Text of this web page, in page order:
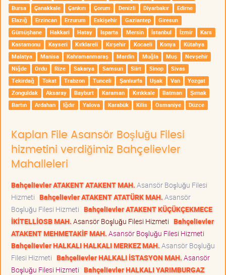
Bursa
Çanakkale Çankırı Çorum Denizli Diyarbakır
Edirne
Elazığ
Erzincan Erzurum Eskişehir Gaziantep
Giresun
Gümüşhane
Hakkari Hatay Isparta Mersin İstanbul İzmir
Kars
Kastamonu
Kayseri Kırklareli Kırşehir Kocaeli Konya
Kütahya
Malatya
Manisa Kahramanmaraş Mardin Muğla Muş
Nevşehir
Niğde
Ordu Rize Sakarya Samsun Siirt Sinop
Sivas
Tekirdağ
Tokat Trabzon Tunceli Şanlıurfa Uşak Van
Yozgat
Zonguldak
Aksaray Bayburt Karaman Kırıkkale Batman
Şırnak
Bartın
Ardahan Iğdır Yalova Karabük Kilis Osmaniye Düzce
Kaplan File Asansör Boşluğu Filesi
hizmetini verdiğimiz Bahçelievler
Mahalleleri
Bahçelievler ATAKENT ATAKENT MAH. Asansör Boşluğu Filesi
Hizmeti Bahçelievler ATAKENT ATATÜRK MAH. Asansör
Boşluğu Filesi Hizmeti Bahçelievler ATAKENT KÜÇÜKÇEKMECE
İKİTELLİOSB MAH. Asansör Boşluğu Filesi Hizmeti Bahçelievler
ATAKENT MEHMETAKİF MAH. Asansör Boşluğu Filesi Hizmeti
Bahçelievler HALKALI HALKALI MERKEZ MAH. Asansör Boşluğu
Filesi Hizmeti Bahçelievler HALKALI İSTASYON MAH. Asansör
Boşluğu Filesi Hizmeti Bahçelievler HALKALI YARIMBURGAZ